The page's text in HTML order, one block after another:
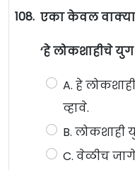
108. एका केवल
‘हे लोकशाहीचे
A. हे
व्हावे.
B. लोकशाही
C. वेळीच